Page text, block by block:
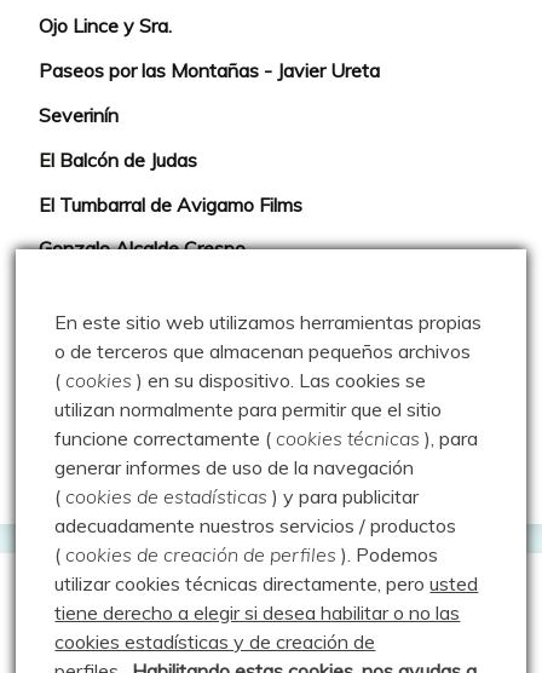
Ojo Lince y Sra.
Paseos por las Montañas - Javier Ureta
Severinín
El Balcón de Judas
El Tumbarral de Avigamo Films
Gonzalo Alcalde Crespo
Montaña en libertad
Rutas y excursiones con niños
Valdeolea. Río Camesa, la vía azul
Aprendiz de sueños
Guías de Montaña
En este sitio web utilizamos herramientas propias
o de terceros que almacenan pequeños archivos
(cookies ) en su dispositivo. Las cookies se
utilizan normalmente para permitir que el sitio
funcione correctamente (cookies técnicas ), para
generar informes de uso de la navegación
(cookies de estadísticas ) y para publicitar
adecuadamente nuestros servicios / productos
(cookies de creación de perfiles ). Podemos
utilizar cookies técnicas directamente, perousted
tiene derecho a elegir si desea habilitar o no las
cookies estadísticas y de creación de